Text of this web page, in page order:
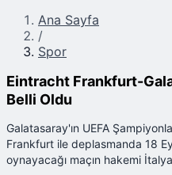
Ana Sayfa
/
Spor
Eintracht Frankfurt-
Belli Oldu
Galatasaray'ın UEFA
Frankfurt ile deplasmanda 18
oynayacağı maçın hakemi